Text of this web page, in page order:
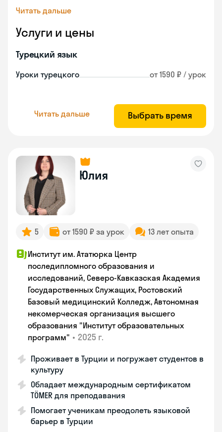
Читать дальше
Услуги и цены
Турецкий язык
Уроки турецкого от 1590 ₽ / урок
Читать дальше Выбрать время
Юлия
5 от 1590 ₽ за урок 13 лет опыта
Институт им. Ататюрка Центр
последипломного образования и
исследований, Северо-Кавказская Академия
Государственных Служащих, Ростовский
Базовый медицинский Колледж, Автономная
некомерческая организация высшего
образования "Институт образовательных
программ" • 2025 г.
Проживает в Турции и погружает студентов в
культуру
Обладает международным сертификатом
TÖMER для преподавания
Помогает ученикам преодолеть языковой
барьер в Турции